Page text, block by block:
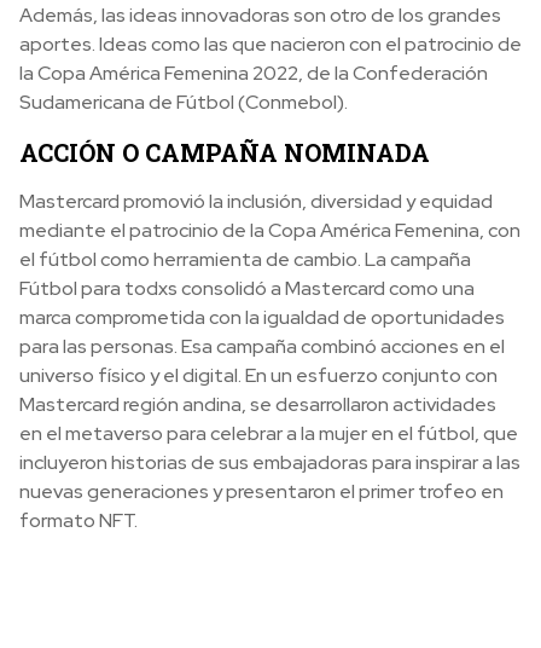
Además, las ideas innovadoras son otro de los grandes
aportes. Ideas como las que nacieron con el patrocinio de
la Copa América Femenina 2022, de la Confederación
Sudamericana de Fútbol (Conmebol).
ACCIÓN O CAMPAÑA NOMINADA
Mastercard promovió la inclusión, diversidad y equidad
mediante el patrocinio de la Copa América Femenina, con
el fútbol como herramienta de cambio. La campaña
Fútbol para todxs consolidó a Mastercard como una
marca comprometida con la igualdad de oportunidades
para las personas. Esa campaña combinó acciones en el
universo físico y el digital. En un esfuerzo conjunto con
Mastercard región andina, se desarrollaron actividades
en el metaverso para celebrar a la mujer en el fútbol, que
incluyeron historias de sus embajadoras para inspirar a las
nuevas generaciones y presentaron el primer trofeo en
formato NFT.